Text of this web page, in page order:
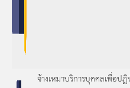
จ้างเหมาบริการบุคคลเพื่อป